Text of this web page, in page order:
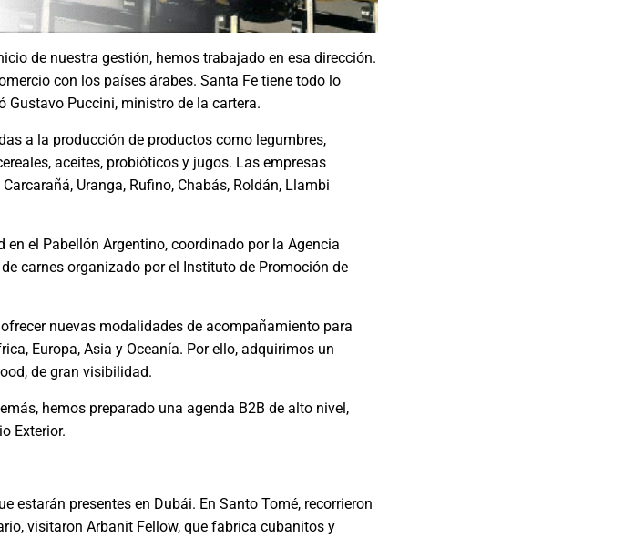
de nuestra gestión, hemos trabajado en esa dirección.
con los países árabes. Santa Fe tiene todo lo
Gustavo Puccini, ministro de la cartera.
a la producción de productos como legumbres,
aceites, probióticos y jugos. Las empresas
Uranga, Rufino, Chabás, Roldán, Llambi
el Pabellón Argentino, coordinado por la Agencia
carnes organizado por el Instituto de Promoción de
nuevas modalidades de acompañamiento para
Europa, Asia y Oceanía. Por ello, adquirimos un
de gran visibilidad.
hemos preparado una agenda B2B de alto nivel,
Exterior.
estarán presentes en Dubái. En Santo Tomé, recorrieron
visitaron Arbanit Fellow, que fabrica cubanitos y